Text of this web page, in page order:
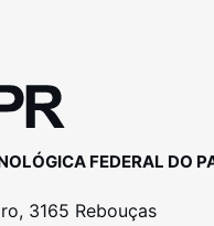
FEDERAL DO
3165 Rebouças